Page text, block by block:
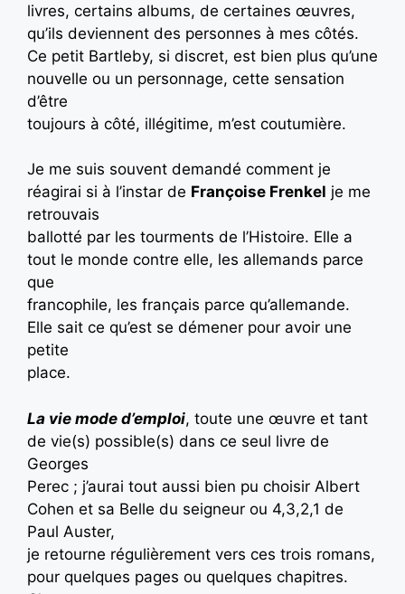
livres, certains albums, de certaines œuvres,
qu’ils deviennent des personnes à mes côtés.
Ce petit Bartleby, si discret, est bien plus qu’une
nouvelle ou un personnage, cette sensation
d’être
toujours à côté, illégitime, m’est coutumière.
Je me suis souvent demandé comment je
réagirai si à l’instar de Françoise Frenkel je me
retrouvais
ballotté par les tourments de l’Histoire. Elle a
tout le monde contre elle, les allemands parce
que
francophile, les français parce qu’allemande.
Elle sait ce qu’est se démener pour avoir une
petite
place.
La vie mode d’emploi, toute une œuvre et tant
de vie(s) possible(s) dans ce seul livre de
Georges
Perec ; j’aurai tout aussi bien pu choisir Albert
Cohen et sa Belle du seigneur ou 4,3,2,1 de
Paul Auster,
je retourne régulièrement vers ces trois romans,
pour quelques pages ou quelques chapitres.